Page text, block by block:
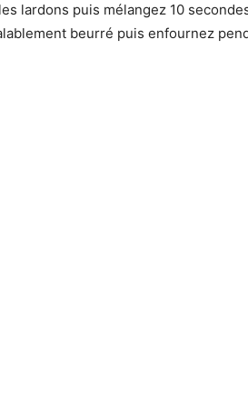
lardons puis mélangez 10
beurré puis enfournez